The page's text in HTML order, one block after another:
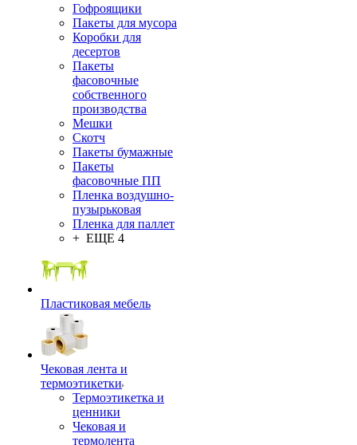
Гофроящики
Пакеты для мусора
Коробки для
десертов
Пакеты
фасовочные
собственного
производства
Мешки
Скотч
Пакеты бумажные
Пакеты
фасовочные ПП
Пленка воздушно-
пузырьковая
Пленка для паллет
+ ЕЩЕ 4
Пластиковая мебель
Чековая лента и
термоэтикетки
Термоэтикетка и
ценники
Чековая и
термолента